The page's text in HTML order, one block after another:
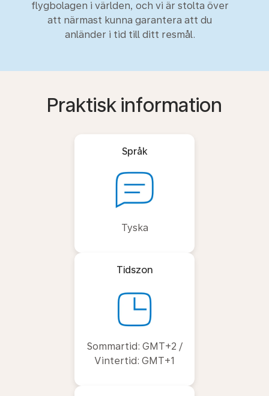
flygbolagen i världen, och vi är stolta över
att närmast kunna garantera att du
anländer i tid till ditt resmål.
Praktisk information
Språk
Tyska
Tidszon
Sommartid: GMT+2 /
Vintertid: GMT+1